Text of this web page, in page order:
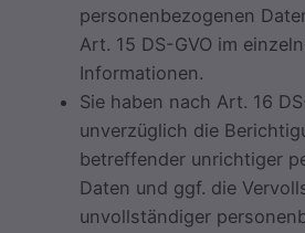
personenbezogenen
Art. 15 DS-GVO im
Informationen.
Sie haben nach Art. 16
unverzüglich die
betreffender unrichtiger
Daten und ggf. die
unvollständiger